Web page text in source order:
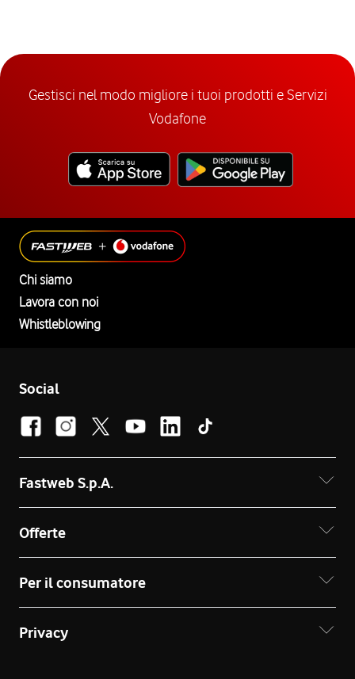
Gestisci nel modo migliore i tuoi prodotti e Servizi
Vodafone
Chi siamo
Lavora con noi
Whistleblowing
Social
Fastweb S.p.A.
Offerte
Per il consumatore
Privacy